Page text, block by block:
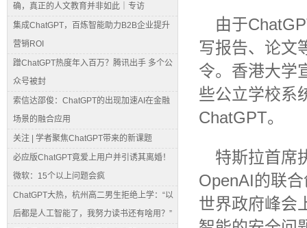
确，真正的人文教育并非如此｜专访
集成ChatGPT，百炼智能助力B2B企业提升
营销ROI
蹭ChatGPT热度年入百万？腾讯出手 多个公
众号被封
索信达邵俊：ChatGPT的出现加速AI在金融
场景的融合应用
关注 | 学者聚焦ChatGPT带来的新课题
必应版ChatGPT竟爱上用户并引诱其离婚！
微软：15个以上问题会疯
ChatGPT大热，杭州高二男生拒绝上学：“以
后都是人工智能了，我努力读书还有啥用？”
由于
写报告、论文
令。香港大学
些公立学校系
ChatGPT。
特斯拉首席
OpenAI的联
世界政府峰会